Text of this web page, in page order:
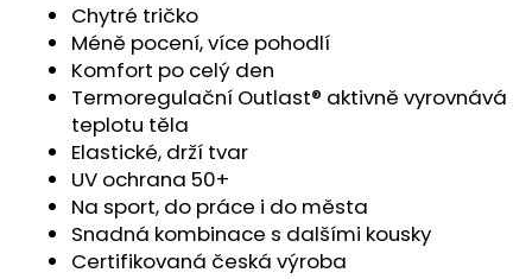
Chytré tričko
Méně pocení, více pohodlí
Komfort po celý den
Termoregulační Outlast® aktivně vyrovnává
teplotu těla
Elastické, drží tvar
UV ochrana 50+
Na sport, do práce i do města
Snadná kombinace s dalšími kousky
Certifikovaná česká výroba
ŠORTKY
HIGH
LONG
DÁMSKÉ
TENKÉ
OUTLAST®